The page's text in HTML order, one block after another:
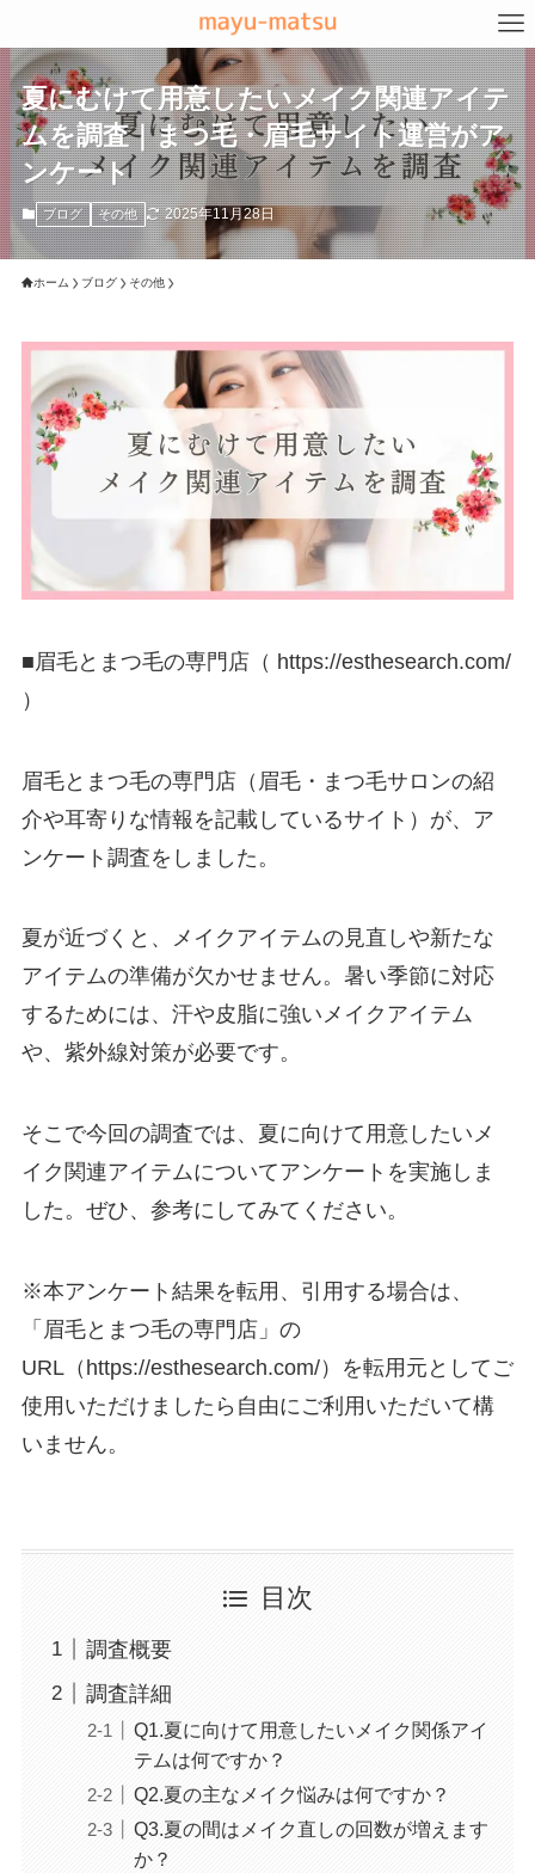
夏にむけて用意したいメイク関連アイテ
ムを調査｜まつ毛・眉毛サイト運営がア
ンケート
ブログ その他 2025年11月28日
ホーム ブログ その他
■眉⽑とまつ⽑の専門店（ https://esthesearch.com/
）
眉⽑とまつ⽑の専門店（眉⽑・まつ⽑サロンの紹
介や⽿寄りな情報を記載しているサイト）が、ア
ンケート調査をしました。
夏が近づくと、メイクアイテムの見直しや新たな
アイテムの準備が欠かせません。暑い季節に対応
するためには、汗や皮脂に強いメイクアイテム
や、紫外線対策が必要です。
そこで今回の調査では、夏に向けて用意したいメ
イク関連アイテムについてアンケートを実施しま
した。ぜひ、参考にしてみてください。
※本アンケート結果を転用、引用する場合は、
「眉毛とまつ毛の専門店」の
URL（https://esthesearch.com/）を転用元としてご
使用いただけましたら自由にご利用いただいて構
いません。
目次
調査概要
調査詳細
Q1.夏に向けて用意したいメイク関係アイ
テムは何ですか？
Q2.夏の主なメイク悩みは何ですか？
Q3.夏の間はメイク直しの回数が増えます
か？